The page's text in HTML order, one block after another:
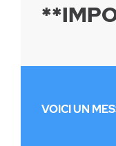
VOICI UN